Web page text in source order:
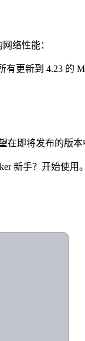
络性能：
更新到 4.23 的
在即将发布的版本
新手？开始使用。